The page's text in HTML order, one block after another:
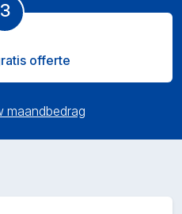
3
offerte
maandbedrag